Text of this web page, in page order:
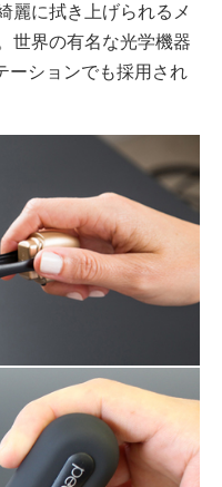
麗に拭き上げられるメ
世界の有名な光学機器
ーションでも採用され